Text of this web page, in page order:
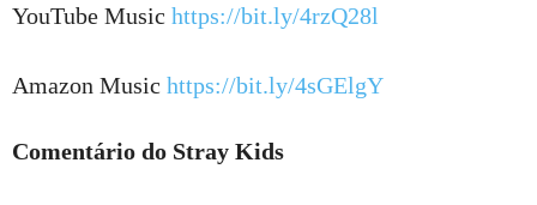
YouTube Music https://bit.ly/4rzQ28l
Amazon Music https://bit.ly/4sGElgY
Comentário do Stray Kids